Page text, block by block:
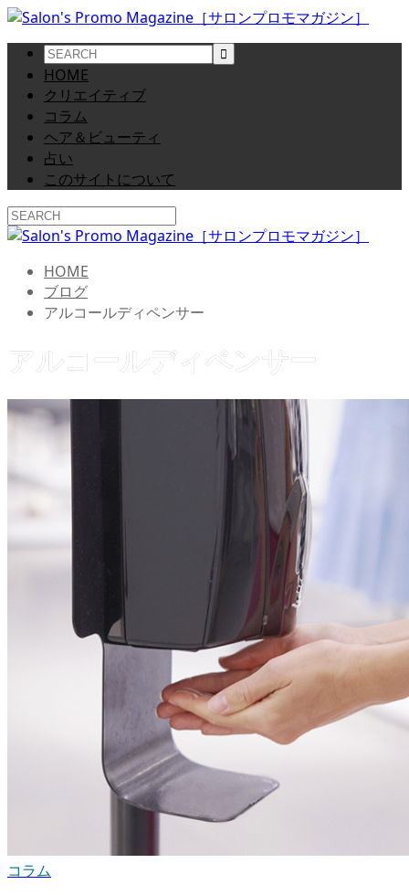
HOME
クリエイティブ
コラム
ヘア＆ビューティ
占い
このサイトについて
HOME
ブログ
アルコールディペンサー
アルコールディペンサー
コラム